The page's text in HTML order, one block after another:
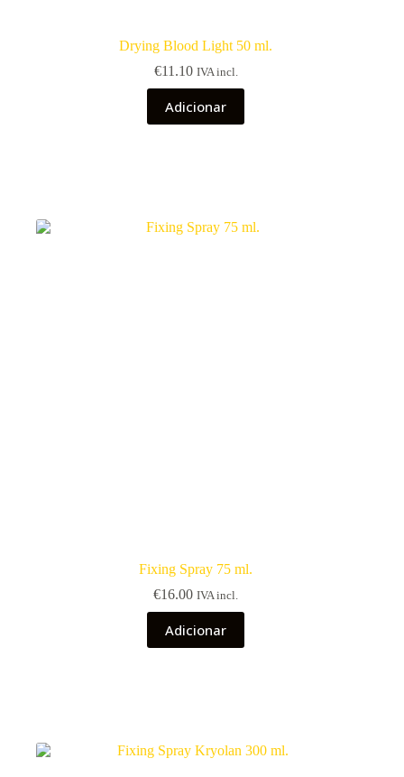
Drying Blood Light 50 ml.
€11.10 IVA incl.
Adicionar
Fixing Spray 75 ml.
€16.00 IVA incl.
Adicionar